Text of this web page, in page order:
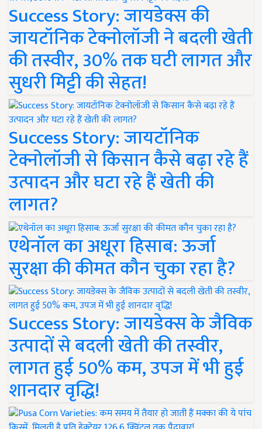
Success Story: जायडेक्स की
जायटॉनिक टेक्नोलॉजी ने बदली खेती
की तस्वीर, 30% तक घटी लागत और
सुधरी मिट्टी की सेहत!
Success Story: जायटॉनिक
टेक्नोलॉजी से किसान कैसे बढ़ा रहे हैं
उत्पादन और घटा रहे हैं खेती की
लागत?
एथेनॉल का अधूरा हिसाब: ऊर्जा
सुरक्षा की कीमत कौन चुका रहा है?
Success Story: जायडेक्स के जैविक
उत्पादों से बदली खेती की तस्वीर,
लागत हुई 50% कम, उपज में भी हुई
शानदार वृद्धि!